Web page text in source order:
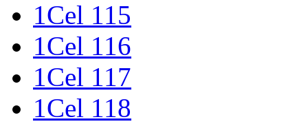
1Cel 115
1Cel 116
1Cel 117
1Cel 118